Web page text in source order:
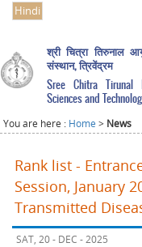
Hindi
श्री चित्रा तिरुनाल
संस्थान, त्रिवेंद्रम
Sree Chitra Tirunal
Sciences and
You are here : Home > News
Rank list -
Session, January
Transmitted
SAT, 20 - DEC - 2025